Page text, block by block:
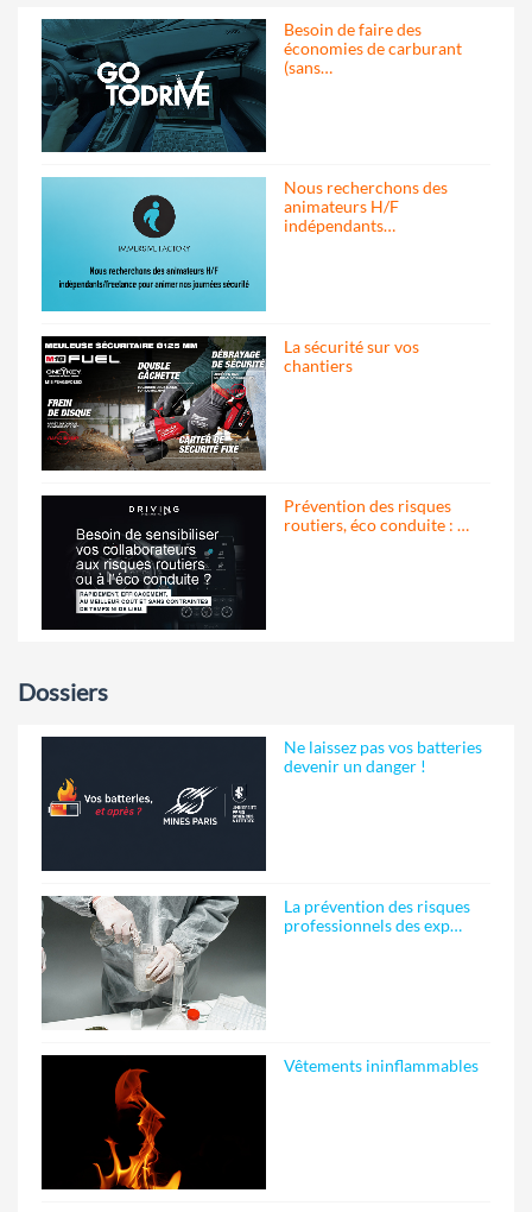
Besoin de faire des
économies de carburant
(sans…
Nous recherchons des
animateurs H/F
indépendants…
La sécurité sur vos
chantiers
Prévention des risques
routiers, éco conduite : …
Dossiers
Ne laissez pas vos batteries
devenir un danger !
La prévention des risques
professionnels des exp…
Vêtements ininflammables